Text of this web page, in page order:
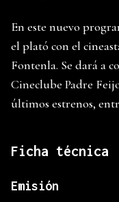
En este nuevo
el plató con el
Fontenla. Se dará a
Cineclube Padre
últimos estrenos,
Ficha técnica
Emisión